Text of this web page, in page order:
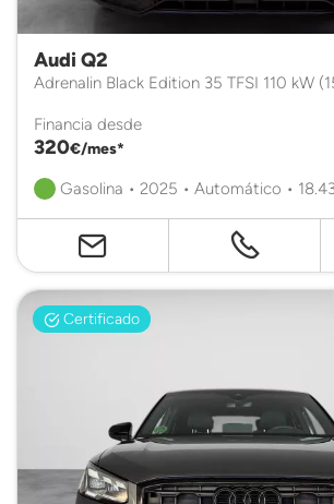
Audi Q2
Adrenalin Black Edition 35 TFSI 110 kW
Financia desde
320€/mes*
Gasolina • 2025 • Automático •
Certificado